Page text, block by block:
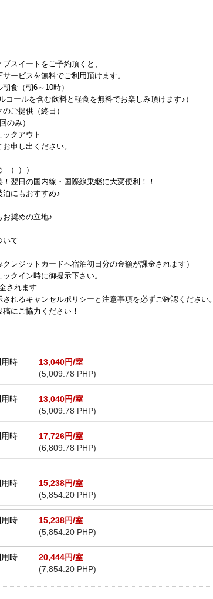
スイートをご予約頂くと、
ービスを無料でご利用頂けます。
食（朝6～10時）
ールを含む飲料と軽食を無料でお楽しみ頂けます♪）
ご提供（終日）
のみ）
クアウト
申し出ください。
）））
翌日の国内線・国際線乗継に大変便利！！
にもおすすめ♪
奨めの立地♪
いて
レジットカードへ宿泊初日分の金額が課金されます）
クイン時に御提示下さい。
されます
れるキャンセルポリシーと注意事項を必ずご確認ください。
にご協力ください！
時
13,040円/室
(5,009.78 PHP)
時
13,040円/室
(5,009.78 PHP)
時
17,726円/室
(6,809.78 PHP)
時
15,238円/室
(5,854.20 PHP)
時
15,238円/室
(5,854.20 PHP)
時
20,444円/室
(7,854.20 PHP)